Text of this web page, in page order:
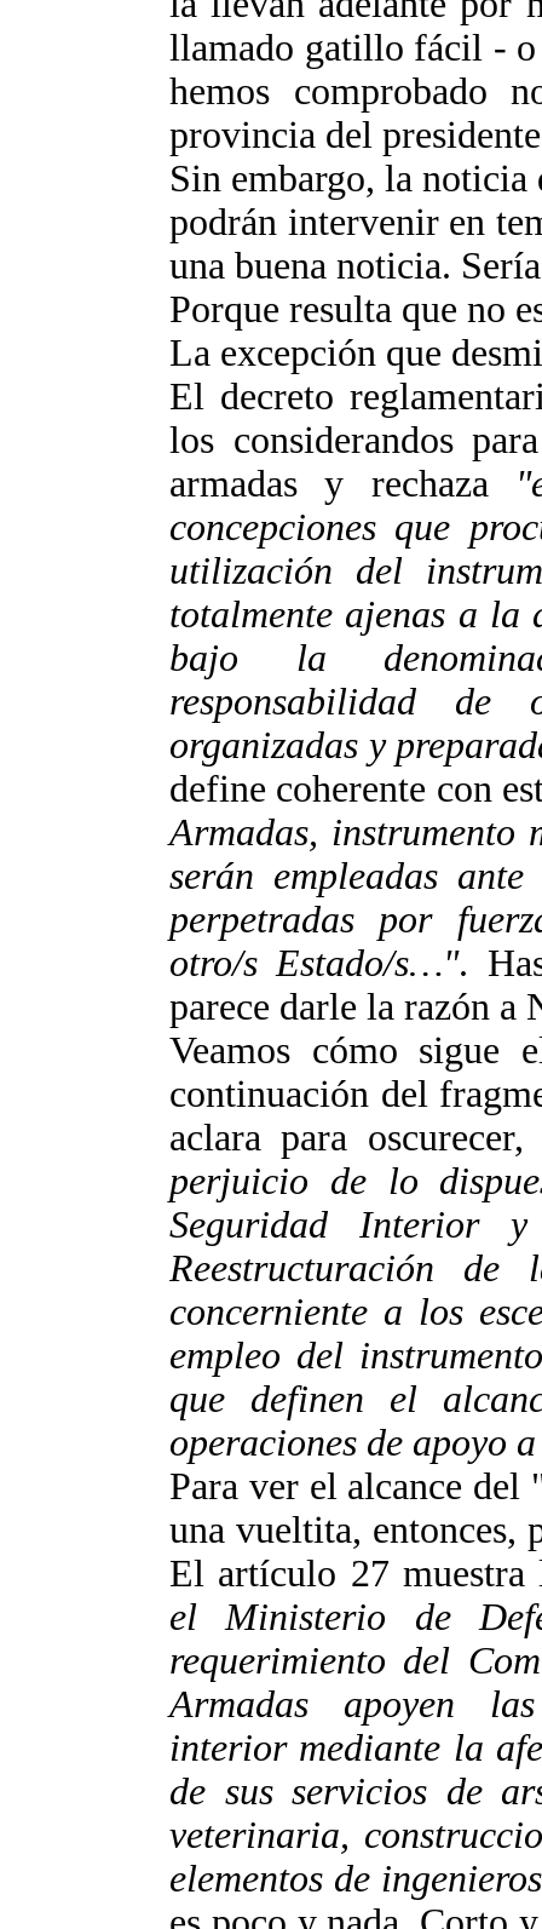
llamado gatillo fácil - o
hemos comprobado
provincia del
Sin embargo, la noticia
podrán intervenir en
una buena noticia.
Porque resulta que no
La excepción que
El decreto
los considerandos
armadas y rechaza
concepciones que
utilización del
totalmente ajenas a la
bajo la
responsabilidad de
organizadas y
define coherente con
Armadas, instrumento
serán empleadas
perpetradas por
otro/s Estado/s…".
parece darle la razón a
Veamos cómo sigue
continuación del
aclara para
perjuicio de lo
Seguridad Interior
Reestructuración
concerniente a los
empleo del
que definen el
operaciones de apoyo
Para ver el alcance
una vueltita, entonces,
El artículo 27
el Ministerio de
requerimiento del
Armadas apoyen
interior mediante la
de sus servicios de
veterinaria,
elementos de